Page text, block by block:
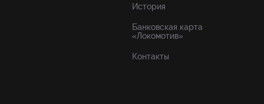
История
Банковская карта
«Локомотив»
Контакты